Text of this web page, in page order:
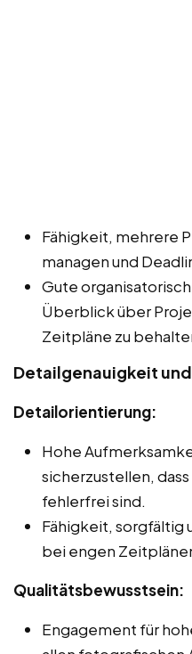
Fähigkeit, mehrere
managen und
Gute
Überblick über
Zeitpläne zu
Detailgenauigkeit
Detailorientierung:
Hohe
sicherzustellen,
fehlerfrei sind.
Fähigkeit, sorgfältig
bei engen
Qualitätsbewusstsein:
Engagement für